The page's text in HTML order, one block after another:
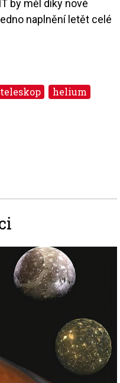
by měl díky nové
naplnění letět celé
teleskop helium